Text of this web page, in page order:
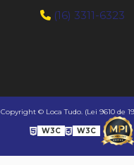
(16) 3311-6323
Copyright © Loca Tudo. (Lei 9610 de
W3C W3C